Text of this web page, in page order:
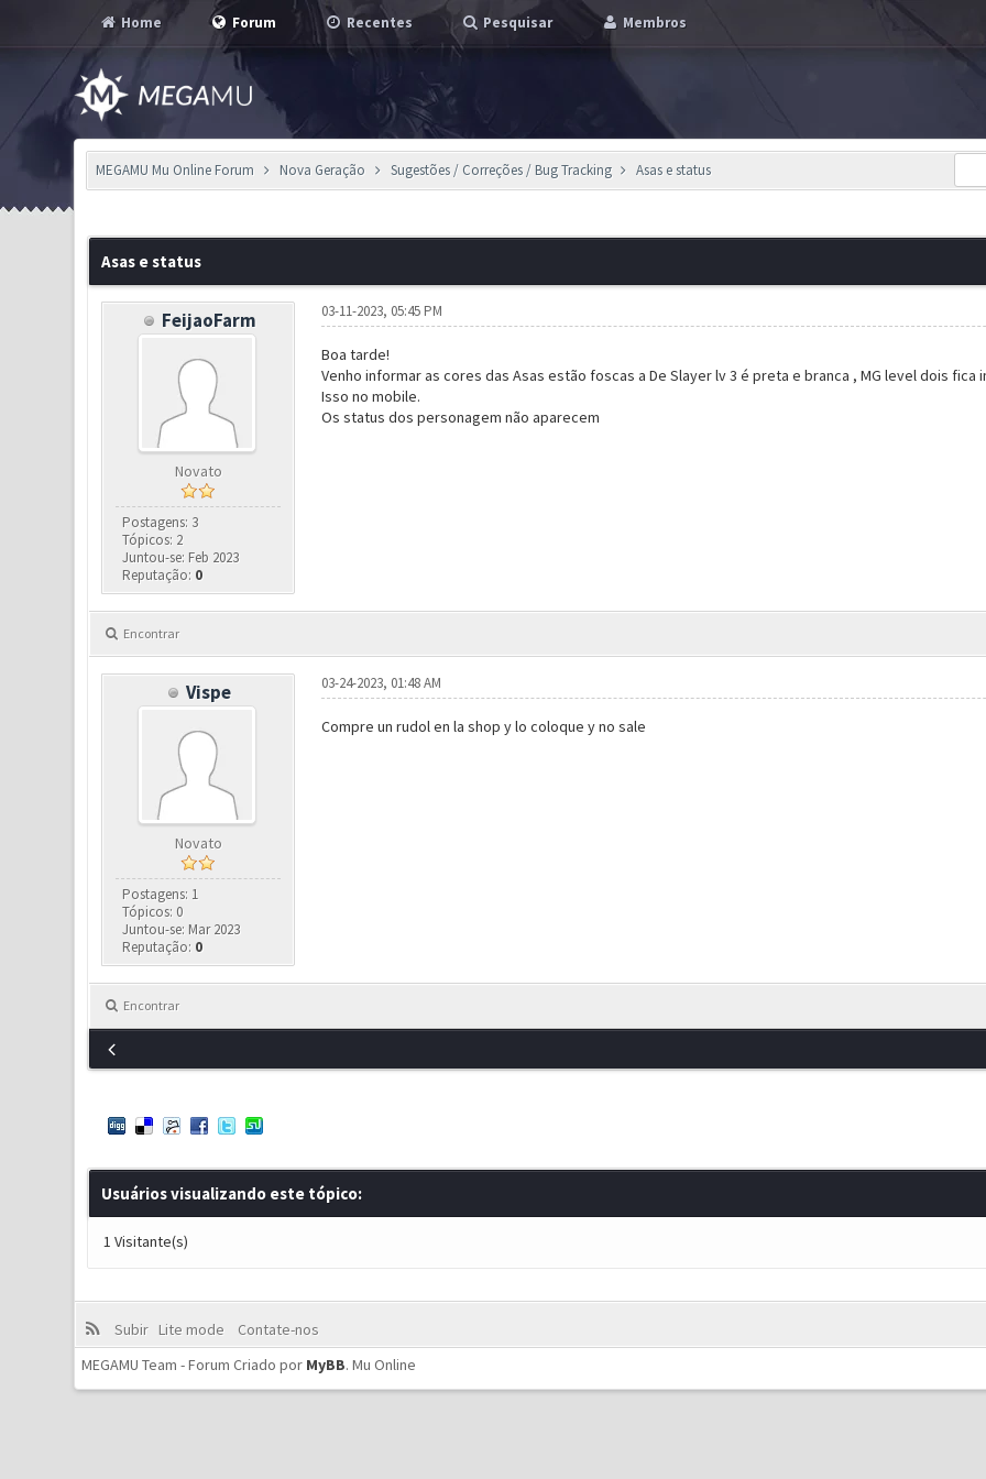
Home Forum Recentes Pesquisar Membros
MEGAMU Mu Online Forum Nova Geração Sugestões / Correções / Bug Tracking Asas e status
Asas e status
FeijaoFarm
Novato
Postagens: 3
Tópicos: 2
Juntou-se: Feb 2023
Reputação: 0
03-11-2023, 05:45 PM
Boa tarde!
Venho informar as cores das Asas estão foscas a De Slayer lv 3 é preta e branca , MG level dois fica
Isso no mobile.
Os status dos personagem não aparecem
Encontrar
Vispe
Novato
Postagens: 1
Tópicos: 0
Juntou-se: Mar 2023
Reputação: 0
03-24-2023, 01:48 AM
Compre un rudol en la shop y lo coloque y no sale
Encontrar
Usuários visualizando este tópico:
1 Visitante(s)
Subir Lite mode
Contate-nos
MEGAMU Team - Forum Criado por MyBB.Mu Online